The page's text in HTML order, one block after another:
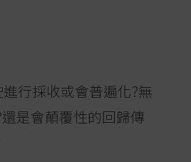
行採收或會普遍化?無
是會顛覆性的回歸傳